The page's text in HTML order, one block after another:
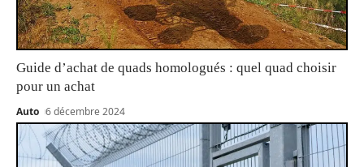
Guide d’achat de quads homologués : quel quad choisir
pour un achat
Auto 6 décembre 2024